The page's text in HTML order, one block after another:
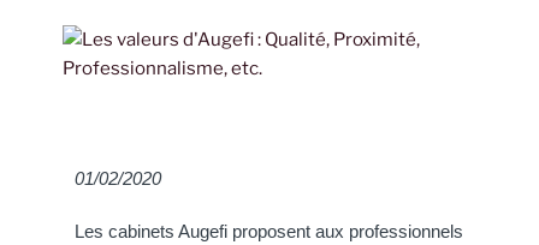
01/02/2020
Les cabinets Augefi proposent aux professionnels